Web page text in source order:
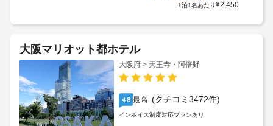
1泊1名あたり¥2,450
大阪マリオット都ホテル
大阪府 > 天王寺・阿倍野
4.8 最高 (クチコミ3472件)
インボイス制度対応プランあり